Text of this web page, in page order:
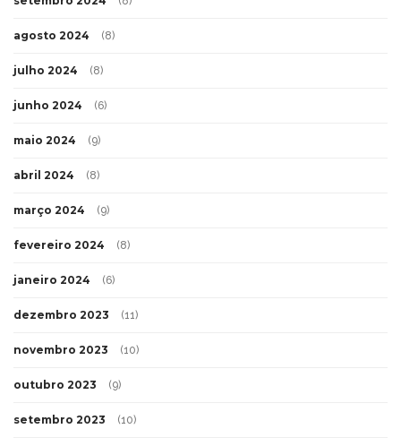
agosto 2024 (8)
julho 2024 (8)
junho 2024 (6)
maio 2024 (9)
abril 2024 (8)
março 2024 (9)
fevereiro 2024 (8)
janeiro 2024 (6)
dezembro 2023 (11)
novembro 2023 (10)
outubro 2023 (9)
setembro 2023 (10)